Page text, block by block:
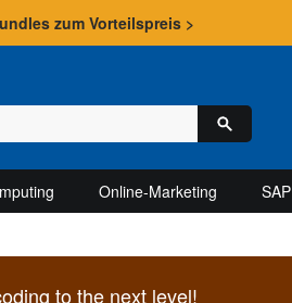
zum Vorteilspreis >
Online-Marketing SAP
to the next level!